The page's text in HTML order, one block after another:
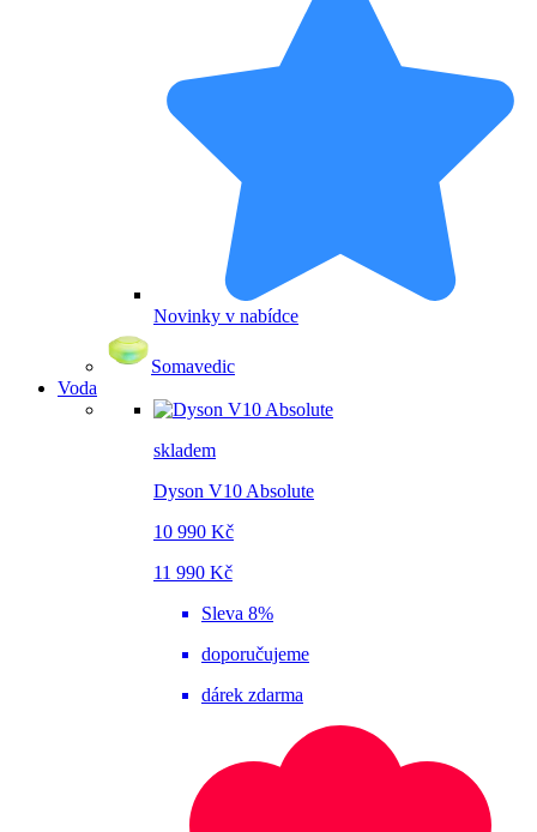
Novinky v nabídce
Somavedic
Voda
skladem
Dyson V10 Absolute
10 990 Kč
11 990 Kč
Sleva 8%
doporučujeme
dárek zdarma